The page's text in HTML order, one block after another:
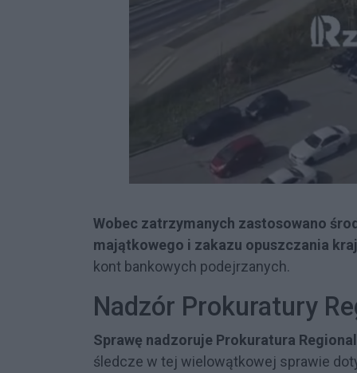
Wobec zatrzymanych zastosowano
majątkowego i zakazu opuszczania
kont bankowych podejrzanych.
Nadzór Prokuratury
Sprawę nadzoruje Prokuratura
śledcze w tej wielowątkowej sprawie